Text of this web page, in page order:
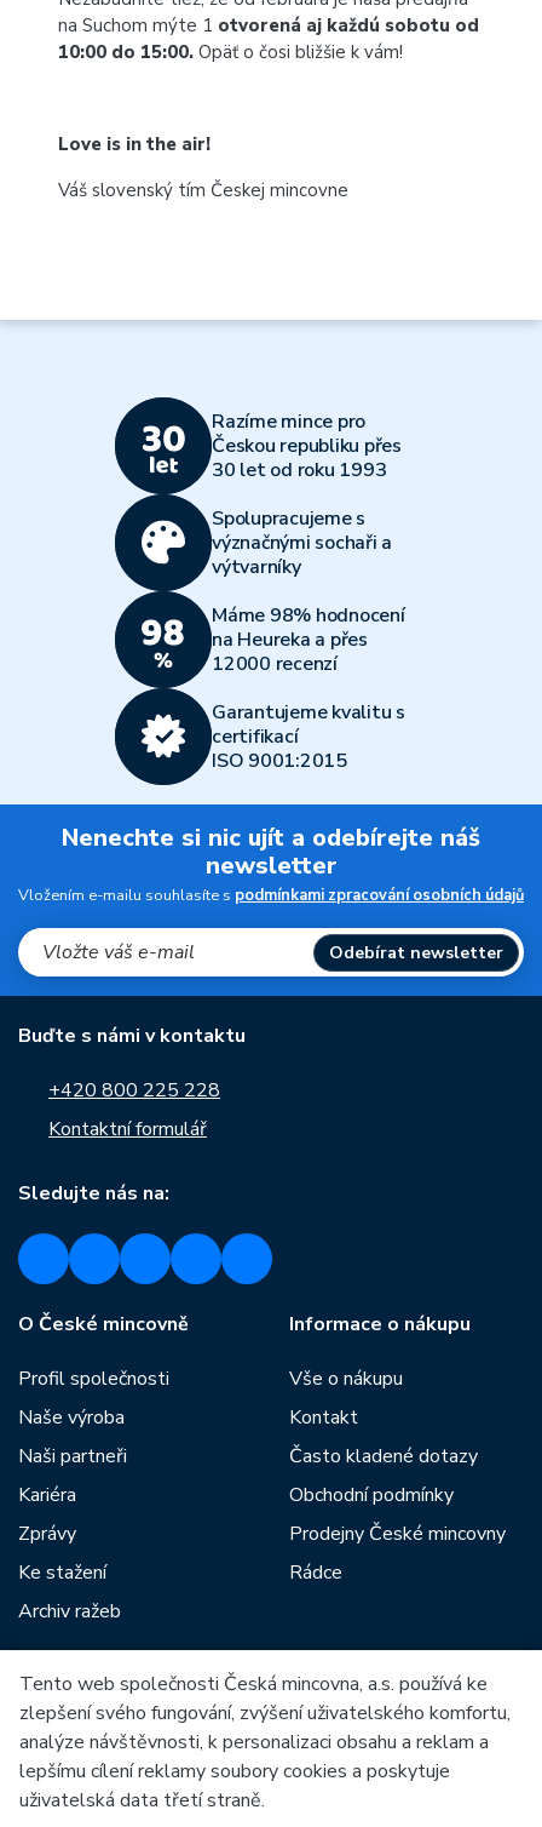
na Suchom mýte 1 otvorená aj každú sobotu od
10:00 do 15:00. Opäť o čosi bližšie k vám!
Love is in the air!
Váš slovenský tím Českej mincovne
Razíme mince pro
Českou republiku přes
30 let od roku 1993
Spolupracujeme s
význačnými sochaři a
výtvarníky
Máme 98% hodnocení
na Heureka a přes
12000 recenzí
Garantujeme kvalitu s
certifikací
ISO 9001:2015
Nenechte si nic ujít a odebírejte náš
newsletter
Vložením e-mailu souhlasíte s podmínkami zpracování osobních údajů
Odebírat newsletter
Buďte s námi v kontaktu
+420 800 225 228
Kontaktní formulář
Sledujte nás na:
O České mincovně
Profil společnosti
Naše výroba
Naši partneři
Kariéra
Zprávy
Ke stažení
Archiv ražeb
Informace o nákupu
Vše o nákupu
Kontakt
Často kladené dotazy
Obchodní podmínky
Prodejny České mincovny
Rádce
Mezi naše partnery patří:
Tento web společnosti Česká mincovna, a.s. používá ke
zlepšení svého fungování, zvýšení uživatelského komfortu,
analýze návštěvnosti, k personalizaci obsahu a reklam a
lepšímu cílení reklamy soubory cookies a poskytuje
uživatelská data třetí straně.